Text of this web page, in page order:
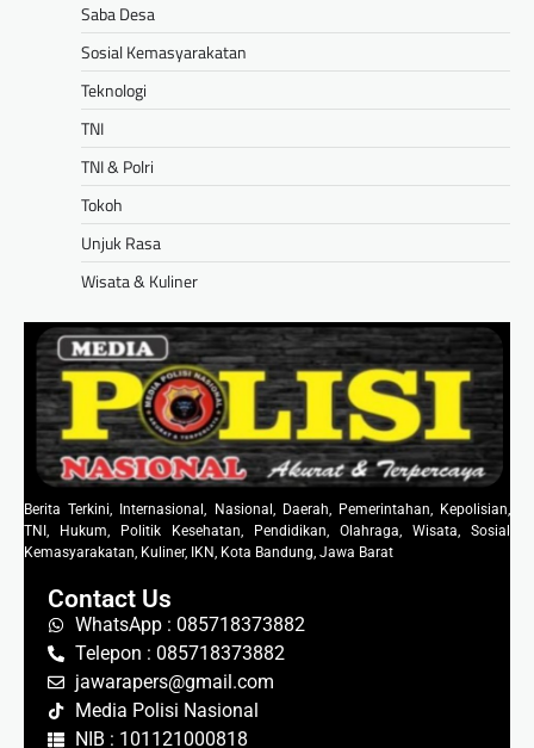
Saba Desa
Sosial Kemasyarakatan
Teknologi
TNI
TNI & Polri
Tokoh
Unjuk Rasa
Wisata & Kuliner
Berita Terkini, Internasional, Nasional, Daerah, Pemerintahan, Kepolisian,
TNI, Hukum, Politik Kesehatan, Pendidikan, Olahraga, Wisata, Sosial
Kemasyarakatan, Kuliner, IKN, Kota Bandung, Jawa Barat
Contact Us
WhatsApp : 085718373882
Telepon : 085718373882
jawarapers@gmail.com
Media Polisi Nasional
NIB : 101121000818